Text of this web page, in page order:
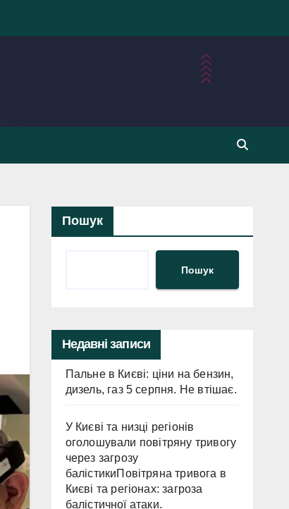
Пошук
Пошук
Недавні записи
Пальне в Києві: ціни на бензин,
дизель, газ 5 серпня. Не втішає.
У Києві та низці регіонів
оголошували повітряну тривогу
через загрозу
балістикиПовітряна тривога в
Києві та регіонах: загроза
балістичної атаки.